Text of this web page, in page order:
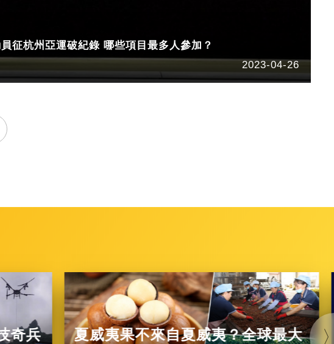
征杭州亞運破紀錄 哪些項目最多人參加？
2023-04-26
奇兵
夏威夷果不來自夏威夷？全球最大